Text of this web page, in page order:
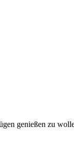
genießen zu